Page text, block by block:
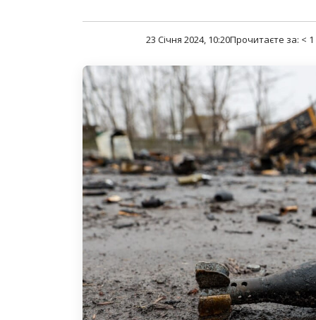
23 Січня 2024, 10:20Прочитаєте за: < 1